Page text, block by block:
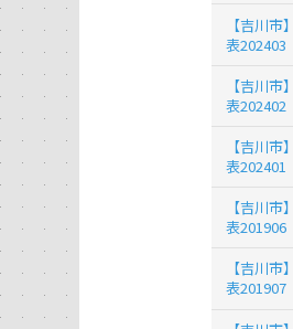
【吉川
表202403
【吉川
表202402
【吉川
表202401
【吉川
表201906
【吉川
表201907